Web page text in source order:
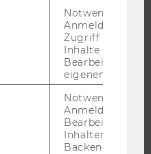
Notwendig für
Anmeldung und
Zugriff auf
Inhalte oder zur
Bearbeitung des
eigenen Profils.
Notwendig für
Anmeldung und
Bearbeitung von
Inhalten im
Backend.